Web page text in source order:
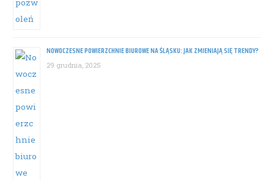
NOWOCZESNE POWIERZCHNIE BIUROWE NA ŚLĄSKU: JAK ZMIENIAJĄ SIĘ TRENDY?
29 grudnia, 2025